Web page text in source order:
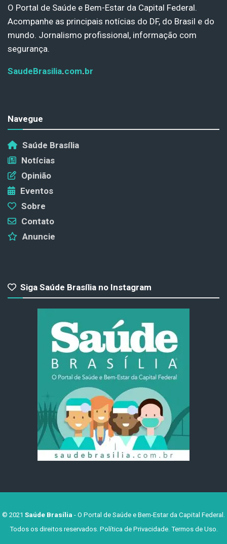
O Portal de Saúde e Bem-Estar da Capital Federal.
Acompanhe as principais notícias do DF, do Brasil e do
mundo. Jornalismo profissional, informação com
segurança.
SaudeBrasilia.com.br
Navegue
Saúde Brasília
Notícias
Opinião
Eventos
Sobre
Contato
Anuncie
Siga Saúde Brasília no Instagram
© 2021 Saúde Brasília - O Portal de Saúde e Bem-Estar da Capital Federal.
Todos os direitos reservados. Política de Privacidade. Termos de Uso.